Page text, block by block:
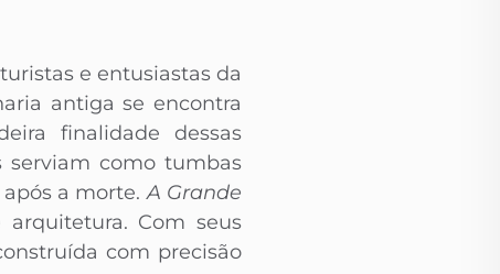
e entusiastas da
antiga se encontra
finalidade dessas
serviam como tumbas
após a morte.A Grande
Com seus
com precisão